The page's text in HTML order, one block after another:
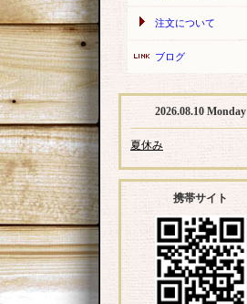
注文について
ブログ
2026.08.10 Monday
夏休み
携帯サイト